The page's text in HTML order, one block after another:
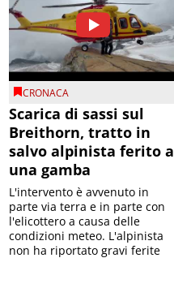
CRONACA
Scarica di sassi sul
Breithorn, tratto in
salvo alpinista ferito a
una gamba
L'intervento è avvenuto in
parte via terra e in parte con
l'elicottero a causa delle
condizioni meteo. L'alpinista
non ha riportato gravi ferite